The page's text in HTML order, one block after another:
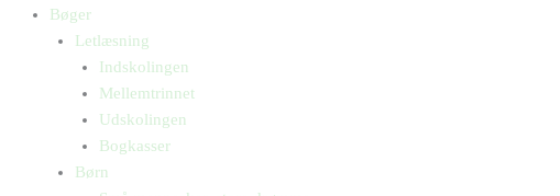
Bøger
Letlæsning
Indskolingen
Mellemtrinnet
Udskolingen
Bogkasser
Børn